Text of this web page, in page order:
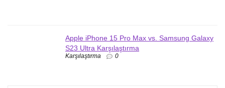
Apple iPhone 15 Pro Max vs. Samsung Galaxy
S23 Ultra Karşılaştırma
Karşılaştırma 0